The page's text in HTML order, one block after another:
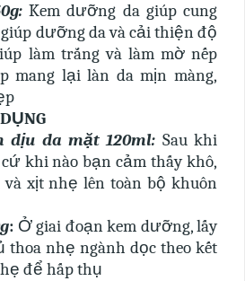
Kem dưỡng da giúp cung
giúp dưỡng da và cải thiện độ
làm trắng và làm mờ nếp
mang lại làn da mịn màng,
dịu da mặt 120ml: Sau khi
khi nào bạn cảm thấy khô,
xịt nhẹ lên toàn bộ khuôn
: Ở giai đoạn kem dưỡng, lấy
nhẹ ngành dọc theo kết
để hấp thụ